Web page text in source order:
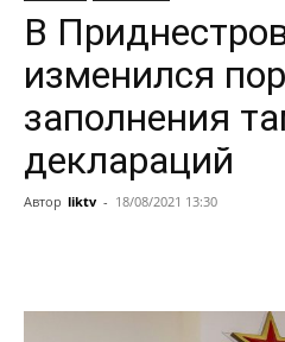
В
изменился
заполнения
деклараций
Автор liktv - 18/08/2021 13:30